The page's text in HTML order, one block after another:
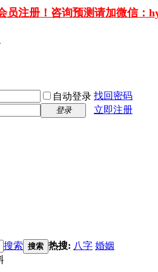
员注册！咨询预测请加微信：
自动登录 找回密码
登录
立即注册
搜索 搜索 热搜: 八字 婚姻